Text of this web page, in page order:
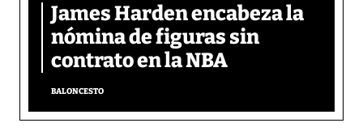
James Harden encabeza la
nómina de figuras sin
contrato en la NBA
BALONCESTO